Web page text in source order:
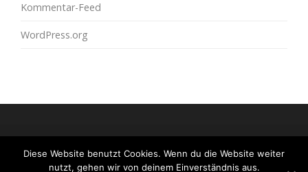
Kommentar-Feed
WordPress.org
© 2026moreconfettiAll Rights Reserved.
Diese Website benutzt Cookies. Wenn du die Website weiter
nutzt, gehen wir von deinem Einverständnis aus.